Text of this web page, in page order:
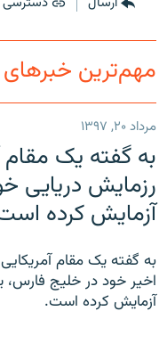
مهم‌ترین خبرهای
مرداد ۲۰, ۱۳۹۷
به گفته یک مقام
رزمایش
آزمایش کرده
به گفته یک مقام
اخیر خود در خلیج
آزمایش کرده است.